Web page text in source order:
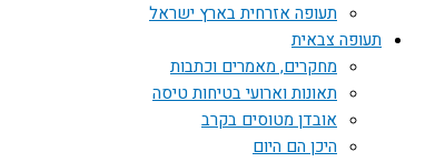
תעופה אזרחית בארץ ישראל
תעופה צבאית
מחקרים, מאמרים וכתבות
תאונות וארועי בטיחות טיסה
אובדן מטוסים בקרב
היכן הם היום